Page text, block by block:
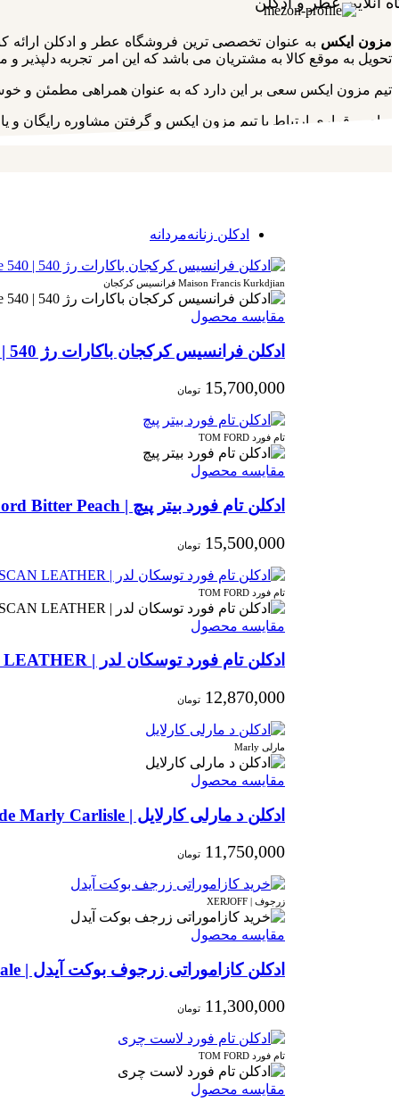
مزون ایکس به عنوان تخصصی ترین فروشگاه عطر و ادکلن ارائه‌
تحویل به موقع کالا به مشتریان می باشد که این امر تجربه‌ دلپذیر و
تیم مزون ایکس سعی بر این دارد که به عنوان همراهی مطمئن و خوش
برای برقراری ارتباط با تیم مزون ایکس و گرفتن مشاوره رایگان
ادکلن زنانه‌مردانه
Maison Francis Kurkdjian فرانسیس کرکجان
مقایسه محصول
ادکلن فرانسیس کرکجان باکارات رژ 540 | Maison Francis Kurkdjian Baccarat Rouge 540
15,700,000 تومان
تام فورد TOM FORD
مقایسه محصول
ادکلن تام فورد بیتر پیچ | Tom Ford Bitter Peach
15,500,000 تومان
تام فورد TOM FORD
مقایسه محصول
ادکلن تام فورد توسکان لدر | TOM FORD TUSCAN LEATHER
12,870,000 تومان
مارلی Marly
مقایسه محصول
ادکلن د مارلی کارلایل | Parfums de Marly Carlisle
11,750,000 تومان
زرجوف | XERJOFF
مقایسه محصول
ادکلن کازاموراتی زرجوف بوکت آیدل | Xerjoff Casamorati Bouquet Ideale
11,300,000 تومان
تام فورد TOM FORD
مقایسه محصول